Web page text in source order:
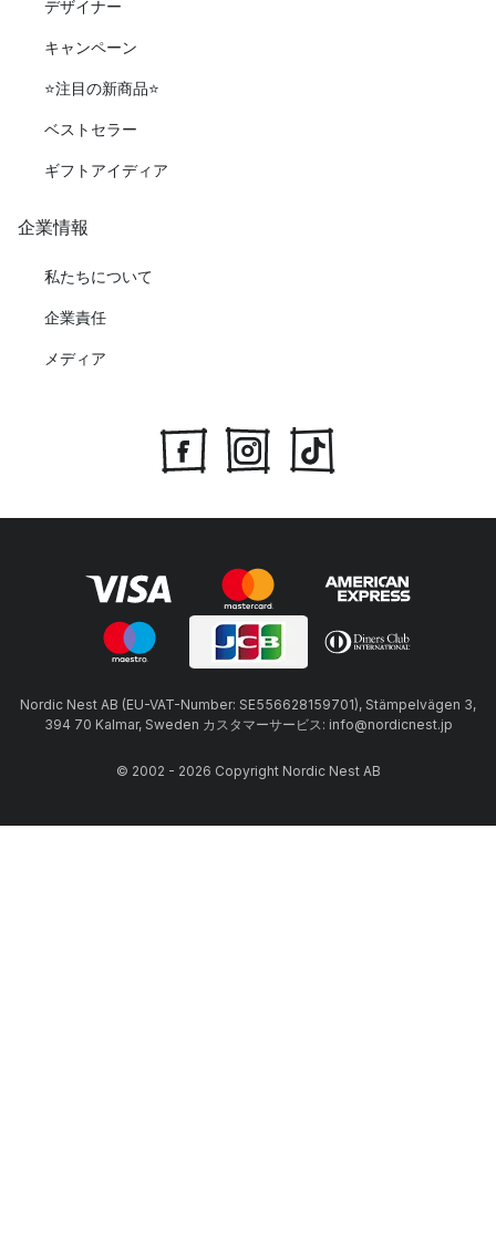
デザイナー
キャンペーン
⭐️注目の新商品⭐️
ベストセラー
ギフトアイディア
企業情報
私たちについて
企業責任
メディア
Nordic Nest AB (EU-VAT-Number: SE556628159701), Stämpelvägen 3,
394 70 Kalmar, Sweden カスタマーサービス: info@nordicnest.jp
© 2002 - 2026 Copyright Nordic Nest AB